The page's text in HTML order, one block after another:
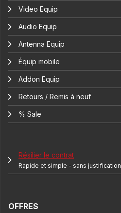
Video Equip
Audio Equip
Antenna Equip
Équip mobile
Addon Equip
Retours / Remis à neuf
% Sale
Résilier le contrat
Rapide et simple - sans justification
OFFRES